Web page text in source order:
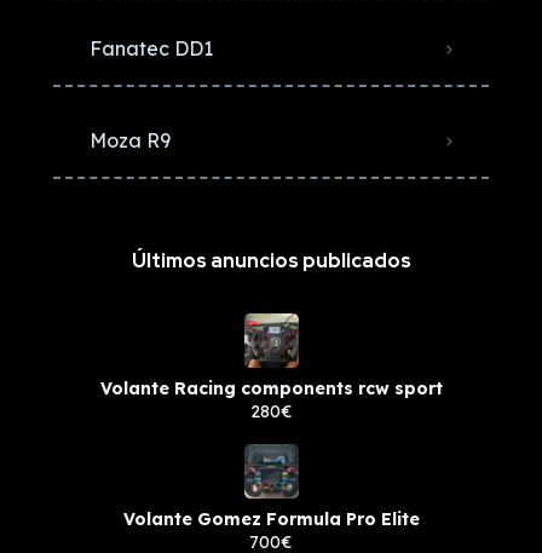
Fanatec DD1
Moza R9
Últimos anuncios publicados
Volante Racing components rcw sport
280€
Volante Gomez Formula Pro Elite
700€